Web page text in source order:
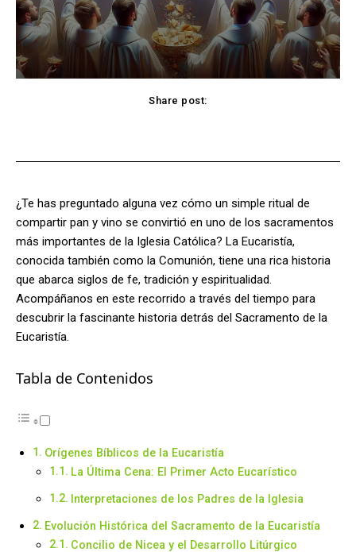
Share post:
¿Te has preguntado alguna vez cómo un simple ritual de
compartir pan y vino se convirtió en uno de los sacramentos
más importantes de la Iglesia Católica? La Eucaristía,
conocida también como la Comunión, tiene una rica historia
que abarca siglos de fe, tradición y espiritualidad.
Acompáñanos en este recorrido a través del tiempo para
descubrir la fascinante historia detrás del Sacramento de la
Eucaristía.
Tabla de Contenidos
Orígenes Bíblicos de la Eucaristía
La Última Cena: El Primer Acto Eucarístico
Interpretaciones de los Padres de la Iglesia
Evolución Histórica del Sacramento de la Eucaristía
Concilio de Nicea y el Desarrollo Litúrgico